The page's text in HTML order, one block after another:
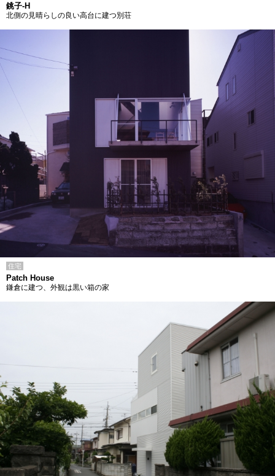
銚子-H
北側の見晴らしの良い高台に建つ別荘
住宅
Patch House
鎌倉に建つ、外観は黒い箱の家